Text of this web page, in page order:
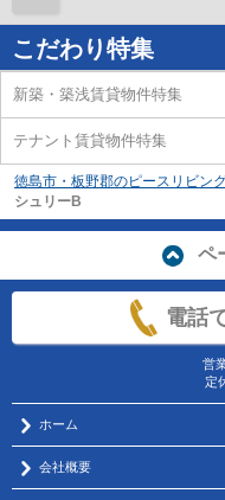
こだわり特集
新築・築浅賃貸物件特集
テナント賃貸物件特集
徳島市・板野郡のピースリビン
シュリーB
ペ
電話
営
定
ホーム
会社概要